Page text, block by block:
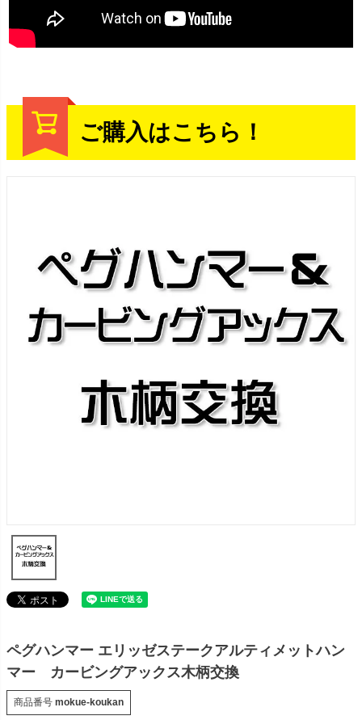
ご購入はこちら！
ペグハンマー エリッゼステークアルティメットハン
マー カービングアックス木柄交換
商品番号 mokue-koukan